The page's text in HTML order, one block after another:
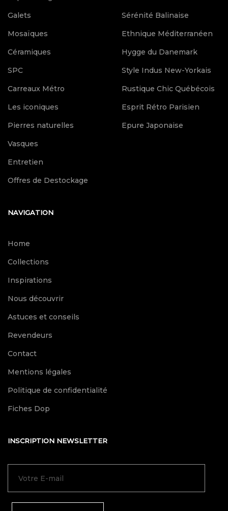
Galets
Mosaïques
Céramiques
SPC
Carreaux Métro
Les iconiques
Pierres naturelles
Vasques
Entretien
Offres de Destockage
Sérénité Balinaise
Ethnique Méditerranéen
Hygge du Danemark
Style Indus New-Yorkais
Rustique Chic Québécois
Esprit Rétro Parisien
Epure Japonaise
NAVIGATION
Home
Collections
Inspirations
Nous découvrir
Astuces et conseils
Revendeurs
Contact
Mentions légales
Politique de confidentialité
Fiches Dop
INSCRIPTION NEWSLETTER